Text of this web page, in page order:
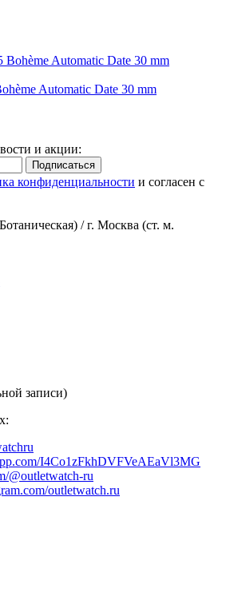
Automatic Date 30 mm
и акции:
Подписаться
конфиденциальности и согласен с
/ г. Москва (ст. м.
записи)
I4Co1zFkhDVFVeAEaVl3MG
@outletwatch-ru
outletwatch.ru